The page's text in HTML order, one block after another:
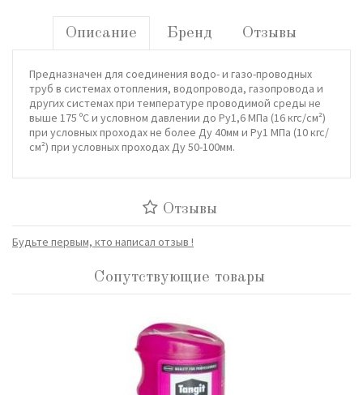
Описание Бренд Отзывы
Предназначен для соединения водо- и газо-проводных
труб в системах отопления, водопровода, газопровода и
других системах при температуре проводимой среды не
выше 175 ºС и условном давлении до Ру1,6 МПа (16 кгс/см²)
при условных проходах не более Ду 40мм и Ру1 МПа (10 кгс/
см²) при условных проходах Ду 50-100мм.
Отзывы
Будьте первым, кто написал отзыв !
Сопутствующие товары